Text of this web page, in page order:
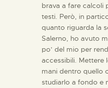
brava a fare calcoli
testi. Però, in
quanto riguarda la
Salerno, ho avuto
po’ del mio per
accessibili. Mettere
mani dentro quello
studiarlo a fondo e